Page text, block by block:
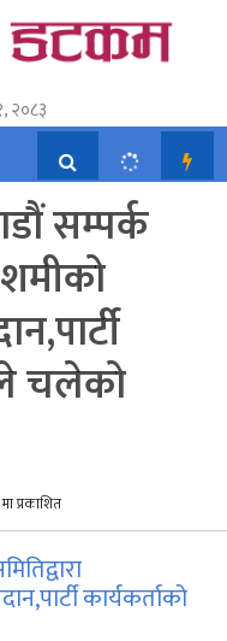
२०८३
सम्पर्क
चलेको
प्रकाशित